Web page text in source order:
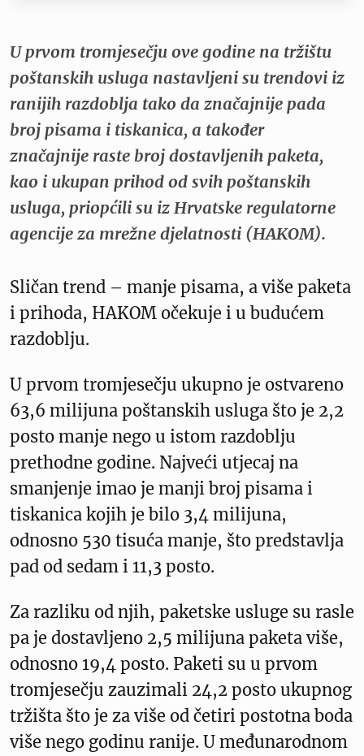
U prvom tromjesečju ove godine na tržištu
poštanskih usluga nastavljeni su trendovi iz
ranijih razdoblja tako da značajnije pada
broj pisama i tiskanica, a također
značajnije raste broj dostavljenih paketa,
kao i ukupan prihod od svih poštanskih
usluga, priopćili su iz Hrvatske regulatorne
agencije za mrežne djelatnosti (HAKOM).
Sličan trend – manje pisama, a više paketa
i prihoda, HAKOM očekuje i u budućem
razdoblju.
U prvom tromjesečju ukupno je ostvareno
63,6 milijuna poštanskih usluga što je 2,2
posto manje nego u istom razdoblju
prethodne godine. Najveći utjecaj na
smanjenje imao je manji broj pisama i
tiskanica kojih je bilo 3,4 milijuna,
odnosno 530 tisuća manje, što predstavlja
pad od sedam i 11,3 posto.
Za razliku od njih, paketske usluge su rasle
pa je dostavljeno 2,5 milijuna paketa više,
odnosno 19,4 posto. Paketi su u prvom
tromjesečju zauzimali 24,2 posto ukupnog
tržišta što je za više od četiri postotna boda
više nego godinu ranije. U međunarodnom